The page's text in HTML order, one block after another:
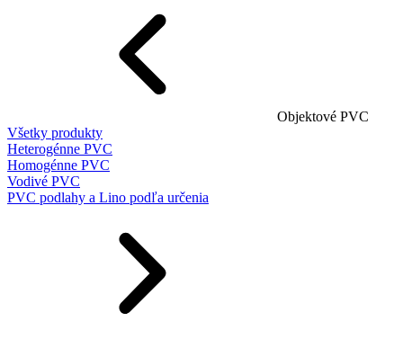
Objektové PVC
Všetky produkty
Heterogénne PVC
Homogénne PVC
Vodivé PVC
PVC podlahy a Lino podľa určenia